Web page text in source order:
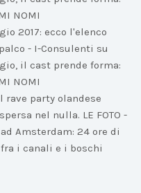
NOMI
2017: ecco l'elenco
- I-Consulenti su
il cast prende forma:
NOMI
rave party olandese
nel nulla. LE FOTO -
Amsterdam: 24 ore di
i canali e i boschi